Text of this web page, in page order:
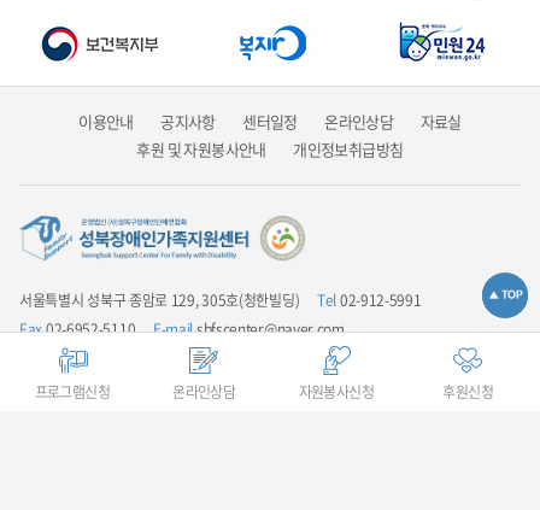
프로그램신청 온라인상담 자원봉사신청 후원신청
이용안내 공지사항 센터일정 온라인상담
자료실
후원 및 자원봉사안내
개인정보취급방침
서울특별시 성북구 종암로 129, 305호(청한빌딩) Tel02-912-5991
Fax02-6952-5110 E-mailsbfscenter@naver.com
업무시간안내
평일 9:00 ~ 18:00 / 점심시간 12:00 ~ 13:00 / 주말 및 공휴일은
휴무입니다